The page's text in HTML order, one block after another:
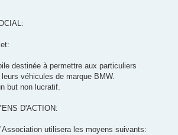
destinée à permettre aux particuliers
véhicules de marque BMW.
but non lucratif.
D'ACTION:
utilisera les moyens suivants: